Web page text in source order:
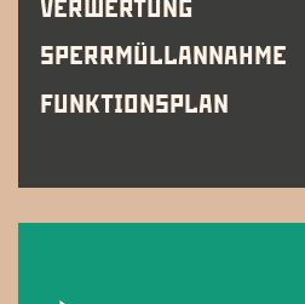
VERWERTUNG
SPERRMÜLLANNAHME
FUNKTIONSPLAN